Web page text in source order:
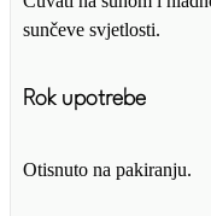
sunčeve svjetlosti.
Rok upotrebe
Otisnuto na pakiranju.